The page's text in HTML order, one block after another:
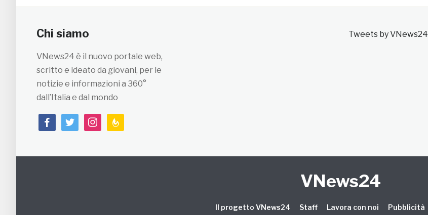
Chi siamo
VNews24 è il nuovo portale web,
scritto e ideato da giovani, per le
notizie e informazioni a 360°
dall’Italia e dal mondo
facebooktwitterinstagramfeedburner
Tweets by VNews24
VNews24
Il progetto VNews24 Staff Lavora con noi Pubblicità